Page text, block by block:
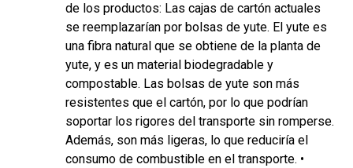
de los productos: Las cajas de cartón actuales
se reemplazarían por bolsas de yute. El yute es
una fibra natural que se obtiene de la planta de
yute, y es un material biodegradable y
compostable. Las bolsas de yute son más
resistentes que el cartón, por lo que podrían
soportar los rigores del transporte sin romperse.
Además, son más ligeras, lo que reduciría el
consumo de combustible en el transporte. •